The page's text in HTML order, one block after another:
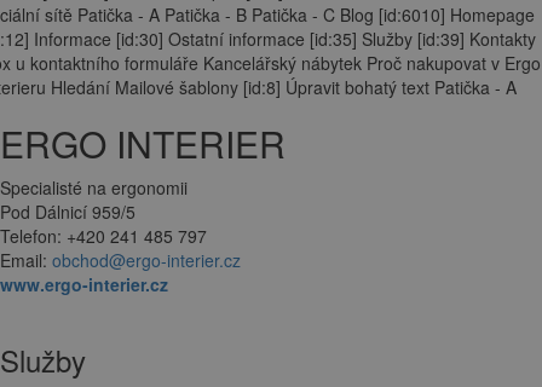
sítě Patička - A Patička - B Patička - C Blog [id:6010] Homepage
Informace [id:30] Ostatní informace [id:35] Služby [id:39] Kontakty
u kontaktního formuláře Kancelářský nábytek Proč nakupovat v Ergo
Hledání Mailové šablony [id:8] Úpravit bohatý text Patička - A
ERGO INTERIER
Specialisté na ergonomii
Pod Dálnicí 959/5
Telefon: +420 241 485 797
Email: obchod@ergo-interier.cz
www.ergo-interier.cz
Služby